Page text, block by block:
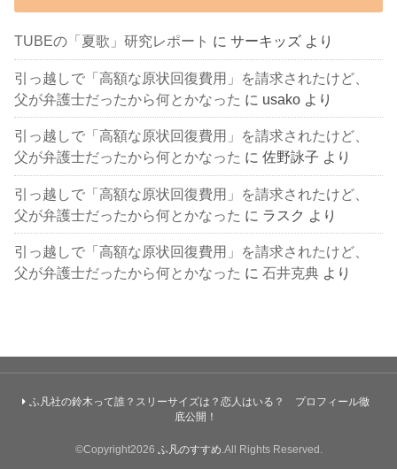
TUBEの「夏歌」研究レポート にサーキッズ より
引っ越しで「高額な原状回復費用」を請求されたけど、
父が弁護士だったから何とかなった に usako より
引っ越しで「高額な原状回復費用」を請求されたけど、
父が弁護士だったから何とかなった に佐野詠子 より
引っ越しで「高額な原状回復費用」を請求されたけど、
父が弁護士だったから何とかなった に ラスク より
引っ越しで「高額な原状回復費用」を請求されたけど、
父が弁護士だったから何とかなった に石井克典 より
ふ凡社の鈴木って誰？スリーサイズは？恋人はいる？ プロフィール徹
底公開！
©Copyright2026 ふ凡のすすめ .All Rights Reserved.